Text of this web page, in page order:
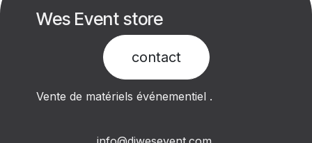
Wes Event store
contact​
Vente de matériels événementiel .